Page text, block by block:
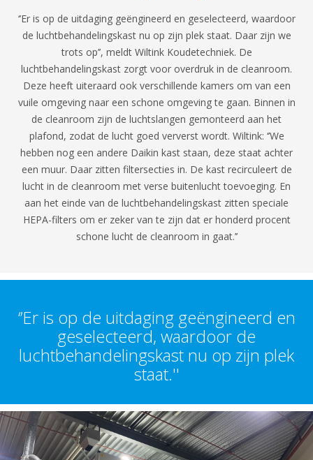
‘’Er is op de uitdaging geëngineerd en geselecteerd, waardoor
de luchtbehandelingskast nu op zijn plek staat. Daar zijn we
trots op’’, meldt Wiltink Koudetechniek. De
luchtbehandelingskast zorgt voor overdruk in de cleanroom.
Deze heeft uiteraard ook verschillende kamers om van een
vuile omgeving naar een schone omgeving te gaan. Binnen in
de cleanroom zijn de luchtslangen gemonteerd aan het
plafond, zodat de lucht goed ververst wordt. Wiltink: ‘’We
hebben nog een andere Daikin kast staan, deze staat achter
een muur. Daar zitten filtersecties in. De kast recirculeert de
lucht in de cleanroom met verse buitenlucht toevoeging. En
aan het einde van de luchtbehandelingskast zitten speciale
HEPA-filters om er zeker van te zijn dat er honderd procent
schone lucht de cleanroom in gaat.’’
‘’Er is op de uitdaging geëngineerd en
geselecteerd, waardoor de
luchtbehandelingskast nu op zijn plek
staat.''